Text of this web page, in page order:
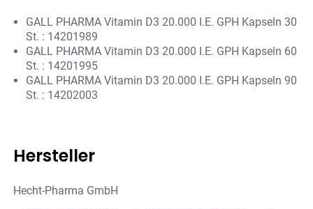
GALL PHARMA Vitamin D3 20.000 I.E. GPH Kapseln 30
St. : 14201989
GALL PHARMA Vitamin D3 20.000 I.E. GPH Kapseln 60
St. : 14201995
GALL PHARMA Vitamin D3 20.000 I.E. GPH Kapseln 90
St. : 14202003
Hersteller
Hecht-Pharma GmbH